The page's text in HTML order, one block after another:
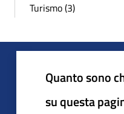
Turismo (3)
Quanto sono
su questa